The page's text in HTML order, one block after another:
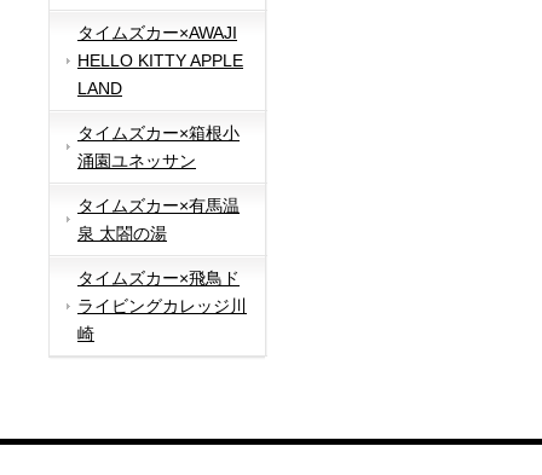
タイムズカー×AWAJI
HELLO KITTY APPLE
LAND
タイムズカー×箱根小
涌園ユネッサン
タイムズカー×有馬温
泉 太閤の湯
タイムズカー×飛鳥ド
ライビングカレッジ川
崎